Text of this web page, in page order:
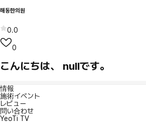
해동한의원
0.0
0
こんにちは、 nullです。
情報
施術イベント
レビュー
問い合わせ
YeoTi TV